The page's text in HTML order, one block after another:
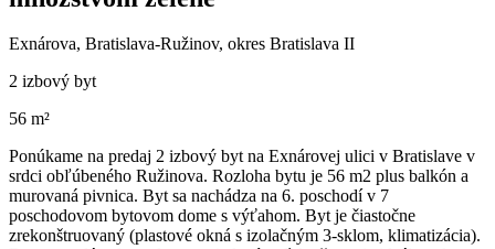
Exnárova, Bratislava-Ružinov, okres Bratislava II
2 izbový byt
56 m²
Ponúkame na predaj 2 izbový byt na Exnárovej ulici v Bratislave v
srdci obľúbeného Ružinova. Rozloha bytu je 56 m2 plus balkón a
murovaná pivnica. Byt sa nachádza na 6. poschodí v 7
poschodovom bytovom dome s výťahom. Byt je čiastočne
zrekonštruovaný (plastové okná s izolačným 3-sklom, klimatizácia).